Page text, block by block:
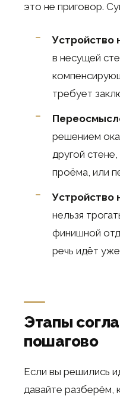
это не приговор.
Устройство
в несущей
требует
решением
другой
проёма, или
Устройство
нельзя
финишной
речь идёт
Этапы
пошагово
Если вы решились
давайте разберём,